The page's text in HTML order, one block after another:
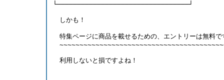
└─────────────────────────────────┘
しかも！
特集ページに商品を載せるための、エントリーは無料で
利用しないと損ですよね！